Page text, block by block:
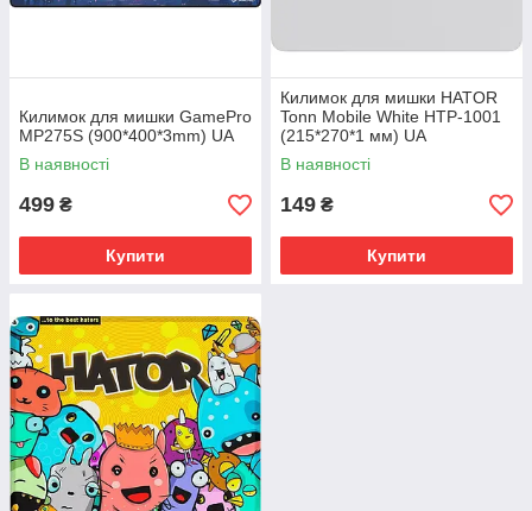
Килимок для мишки GamePro
MP275S (900*400*3mm) UA
В наявності
499 ₴
Купити
Килимок для мишки HATOR
Tonn Mobile White HTP-1001
(215*270*1 мм) UA
В наявності
149 ₴
Купити